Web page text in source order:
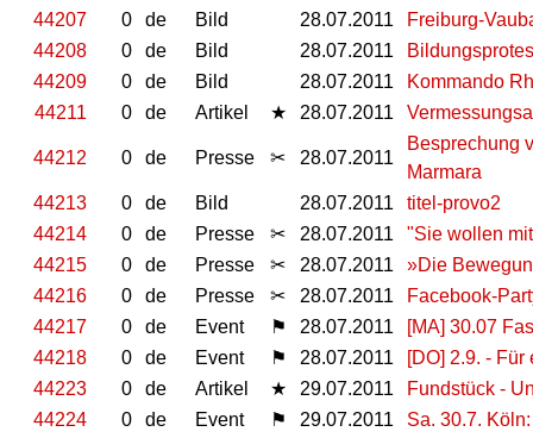
44207
0 de Bild 28.07.2011
Freiburg-
44208
0 de Bild 28.07.2011
44209
0 de Bild 28.07.2011
Kommando
44211
0 de Artikel ★ 28.07.2011
44212 0 de Presse ✂ 28.07.2011
Besprechung
Marmara
44213
0 de Bild 28.07.2011
titel-provo2
44214
0 de Presse ✂ 28.07.2011
"Sie wollen
44215
0 de Presse ✂ 28.07.2011
»Die
44216
0 de Presse ✂ 28.07.2011
Facebook-
44217
0 de Event ⚑ 28.07.2011
[MA] 30.07
44218
0 de Event ⚑ 28.07.2011
[DO] 2.9. -
44223
0 de Artikel ★ 29.07.2011
Fundstück -
44224
0 de Event ⚑ 29.07.2011
Sa. 30.7.